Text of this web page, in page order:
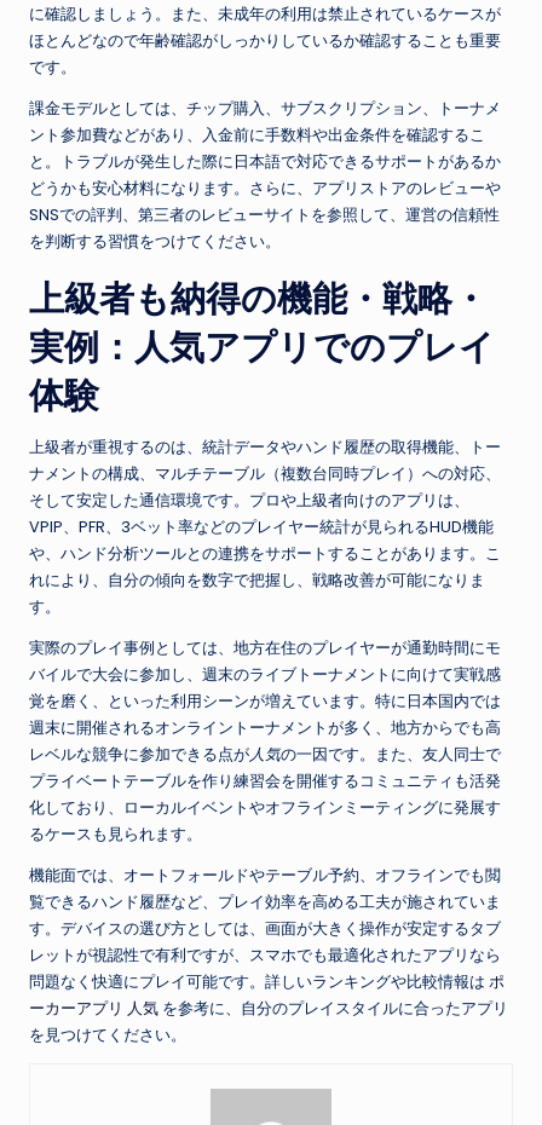
に確認しましょう。また、未成年の利用は禁止されているケースが
ほとんどなので年齢確認がしっかりしているか確認することも重要
です。
課金モデルとしては、チップ購入、サブスクリプション、トーナメ
ント参加費などがあり、入金前に手数料や出金条件を確認するこ
と。トラブルが発生した際に日本語で対応できるサポートがあるか
どうかも安心材料になります。さらに、アプリストアのレビューや
SNSでの評判、第三者のレビューサイトを参照して、運営の信頼性
を判断する習慣をつけてください。
上級者も納得の機能・戦略・
実例：人気アプリでのプレイ
体験
上級者が重視するのは、統計データやハンド履歴の取得機能、トー
ナメントの構成、マルチテーブル（複数台同時プレイ）への対応、
そして安定した通信環境です。プロや上級者向けのアプリは、
VPIP、PFR、3ベット率などのプレイヤー統計が見られるHUD機能
や、ハンド分析ツールとの連携をサポートすることがあります。こ
れにより、自分の傾向を数字で把握し、戦略改善が可能になりま
す。
実際のプレイ事例としては、地方在住のプレイヤーが通勤時間にモ
バイルで大会に参加し、週末のライブトーナメントに向けて実戦感
覚を磨く、といった利用シーンが増えています。特に日本国内では
週末に開催されるオンライントーナメントが多く、地方からでも高
レベルな競争に参加できる点が人気の一因です。また、友人同士で
プライベートテーブルを作り練習会を開催するコミュニティも活発
化しており、ローカルイベントやオフラインミーティングに発展す
るケースも見られます。
機能面では、オートフォールドやテーブル予約、オフラインでも閲
覧できるハンド履歴など、プレイ効率を高める工夫が施されていま
す。デバイスの選び方としては、画面が大きく操作が安定するタブ
レットが視認性で有利ですが、スマホでも最適化されたアプリなら
問題なく快適にプレイ可能です。詳しいランキングや比較情報は ポ
ーカーアプリ 人気 を参考に、自分のプレイスタイルに合ったアプリ
を見つけてください。